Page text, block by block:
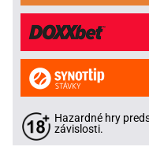
Hazardné hry
závislosti.